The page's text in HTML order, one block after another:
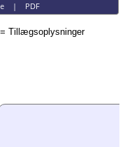
| PDF
= Tillægsoplysninger